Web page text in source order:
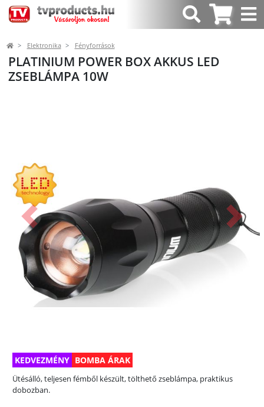
Elektronika Fényforrások
PLATINIUM POWER BOX AKKUS LED
ZSEBLÁMPA 10W
Előző
KEDVEZMÉNY BOMBA ÁRAK
Ütésálló, teljesen fémből készült, tölthető zseblámpa, praktikus
dobozban.